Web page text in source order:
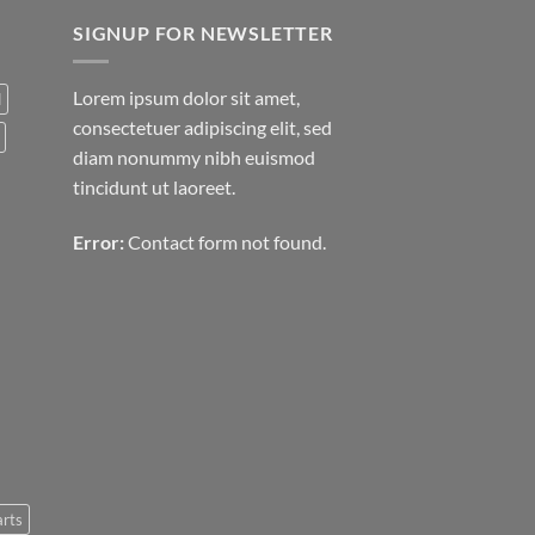
SIGNUP FOR NEWSLETTER
Lorem ipsum dolor sit amet,
consectetuer adipiscing elit, sed
diam nonummy nibh euismod
tincidunt ut laoreet.
Error: Contact form not found.